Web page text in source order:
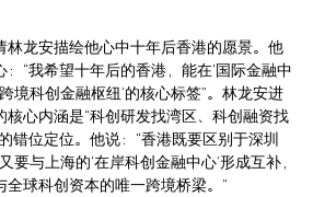
龙安描绘他心中十年后香港的愿景。他
“我希望十年后的香港，能在‘国际金融中
境科创金融枢纽’的核心标签”。林龙安进
心内涵是“科创研发找湾区、科创融资找
错位定位。他说：“香港既要区别于深圳
要与上海的‘在岸科创金融中心’形成互补，
球科创资本的唯一跨境桥梁。”